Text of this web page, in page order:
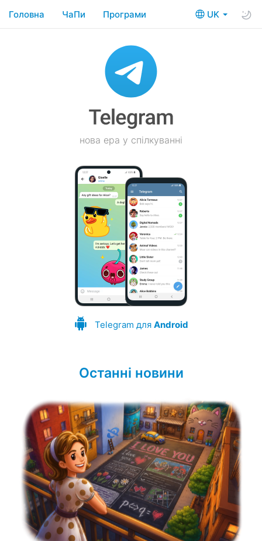
UK
Головна ЧаПи Програми
нова ера у спілкуванні
Telegram для Android
Останні новини